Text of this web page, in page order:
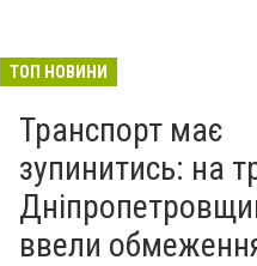
ТОП НОВИНИ
Транспорт має
зупинитись: на
ввели